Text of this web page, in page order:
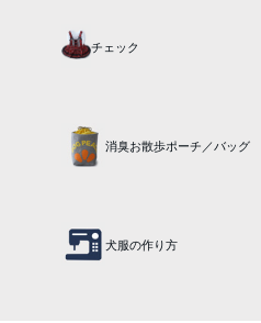
チェック
消臭お散歩ポーチ／バッグ
犬服の作り方